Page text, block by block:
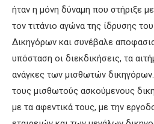
ήταν η μόνη δύναμη που στήριξε
τον τιτάνιο αγώνα της ίδρυσης
Δικηγόρων και συνέβαλε
υπόσταση οι διεκδικήσεις, τα
ανάγκες των μισθωτών δικηγόρων.
τους μισθωτούς ασκούμενους
με τα αφεντικά τους, με την